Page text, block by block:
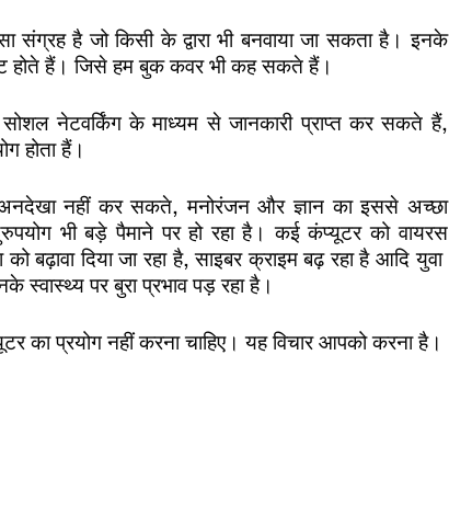
है जो किसी के द्वारा भी बनवाया जा सकता है। इनके
होते हैं। जिसे हम बुक कवर भी कह सकते हैं।
नेटवर्किंग के माध्यम से जानकारी प्राप्त कर सकते हैं,
होता हैं।
नहीं कर सकते, मनोरंजन और ज्ञान का इससे अच्छा
भी बड़े पैमाने पर हो रहा है। कई कंप्यूटर को वायरस
बढ़ावा दिया जा रहा है, साइबर क्राइम बढ़ रहा है आदियुवा
पर बुरा प्रभाव पड़ रहा है।
का प्रयोग नहीं करना चाहिए। यह विचार आपको करना है।